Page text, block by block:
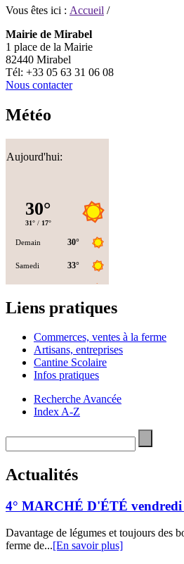
Vous êtes ici : Accueil /
Mairie de Mirabel
1 place de la Mairie
82440 Mirabel
Tél: +33 05 63 31 06 08
Nous contacter
Météo
Aujourd'hui:
Liens pratiques
Commerces, ventes à la ferme
Artisans, entreprises
Cantine Scolaire
Infos pratiques
Recherche Avancée
Index A-Z
Actualités
4° MARCHÉ D'ÉTÉ
Davantage de légumes et toujours des
ferme de...[En savoir plus]